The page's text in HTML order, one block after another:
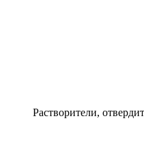
Растворители,